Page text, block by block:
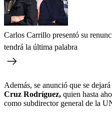
Carlos Carrillo presentó su
tendrá la última palabra
Además, se anunció que se dejará
Cruz Rodríguez, quien hasta
como subdirector general de la